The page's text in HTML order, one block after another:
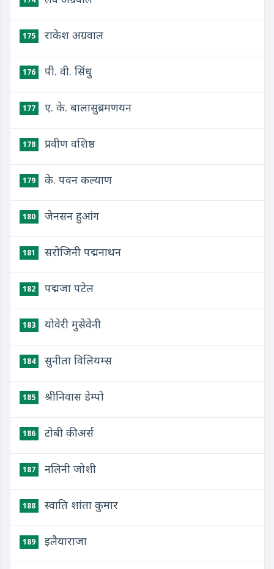
175 राकेश अग्रवाल
176 पी. वी. सिंधु
177 ए. के. बालासुब्रमणयन
178 प्रवीण वशिष्ठ
179 के. पवन कल्याण
180 जेनसन हुआंग
181 सरोजिनी पद्मनाथन
182 पद्मजा पटेल
183 योवेरी मुसेवेनी
184 सुनीता विलियम्स
185 श्रीनिवास डेम्पो
186 टोबी कीअर्स
187 नलिनी जोशी
188 स्वाति शांता कुमार
189 इलैयाराजा